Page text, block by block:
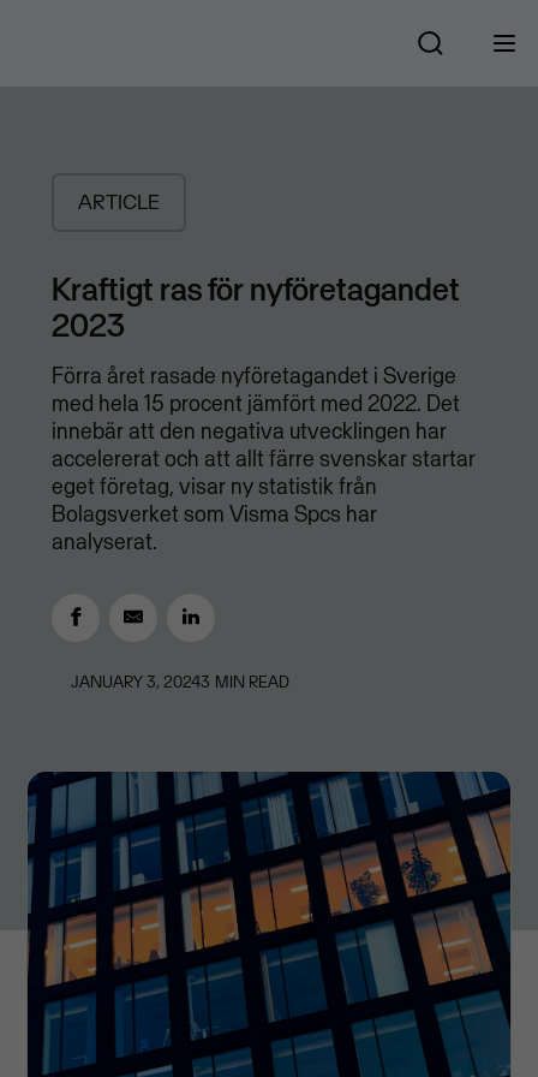
ARTICLE
Kraftigt ras för nyföretagandet
2023
Förra året rasade nyföretagandet i Sverige
med hela 15 procent jämfört med 2022. Det
innebär att den negativa utvecklingen har
accelererat och att allt färre svenskar startar
eget företag, visar ny statistik från
Bolagsverket som Visma Spcs har
analyserat.
JANUARY 3, 20243 MIN READ